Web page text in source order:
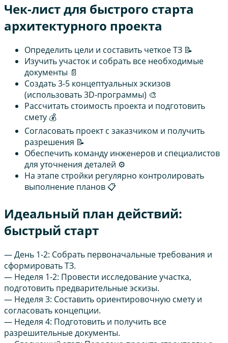
Чек-лист для быстрого старта
архитектурного проекта
Определить цели и составить четкое ТЗ 📝
Изучить участок и собрать все необходимые
документы 📄
Создать 3-5 концептуальных эскизов
(использовать 3D-программы) 🎨
Рассчитать стоимость проекта и подготовить
смету 💰
Согласовать проект с заказчиком и получить
разрешения 📝
Обеспечить команду инженеров и специалистов
для уточнения деталей ⚙️
На этапе стройки регулярно контролировать
выполнение планов 📋
Идеальный план действий:
быстрый старт
— День 1-2: Собрать первоначальные требования и
сформировать ТЗ.
— Неделя 1-2: Провести исследование участка,
подготовить предварительные эскизы.
— Неделя 3: Составить ориентировочную смету и
согласовать концепции.
— Неделя 4: Подготовить и получить все
разрешительные документы.